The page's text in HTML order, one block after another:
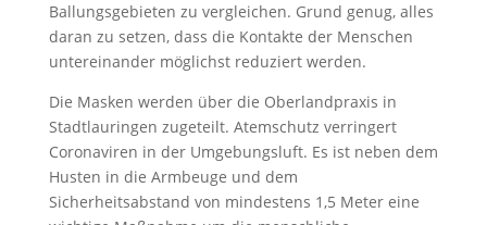
Ballungsgebieten zu vergleichen. Grund genug, alles
daran zu setzen, dass die Kontakte der Menschen
untereinander möglichst reduziert werden.
Die Masken werden über die Oberlandpraxis in
Stadtlauringen zugeteilt. Atemschutz verringert
Coronaviren in der Umgebungsluft. Es ist neben dem
Husten in die Armbeuge und dem
Sicherheitsabstand von mindestens 1,5 Meter eine